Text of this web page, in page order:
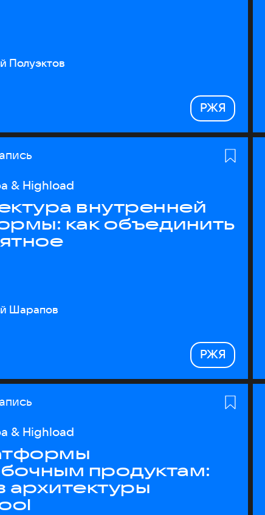
Полуэктов
РЖЯ
& Highload
внутренней
как объединить
Шарапов
РЖЯ
& Highload
продуктам:
архитектуры